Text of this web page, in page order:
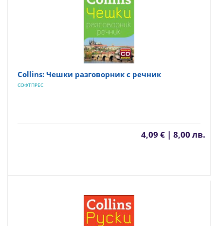
Collins: Чешки разговорник с речник
СОФТПРЕС
4,09 € | 8,00 лв.